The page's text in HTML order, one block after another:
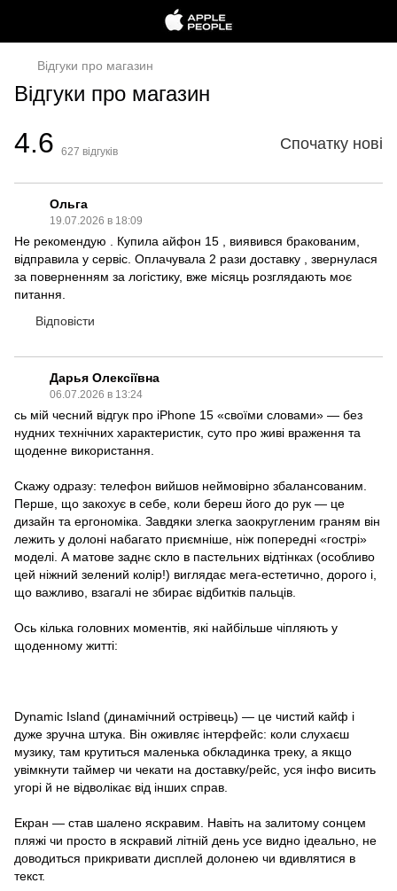
Відгуки про магазин
Відгуки про магазин
4.6 627 відгуків Спочатку нові
Ольга
19.07.2026 в 18:09
Не рекомендую . Купила айфон 15 , виявився бракованим,
відправила у сервіс. Оплачувала 2 рази доставку , звернулася
за поверненням за логістику, вже місяць розглядають моє
питання.
Відповісти
Дарья Олексіївна
06.07.2026 в 13:24
сь мій чесний відгук про iPhone 15 «своїми словами» — без
нудних технічних характеристик, суто про живі враження та
щоденне використання.
Скажу одразу: телефон вийшов неймовірно збалансованим.
Перше, що закохує в себе, коли береш його до рук — це
дизайн та ергономіка. Завдяки злегка заокругленим граням він
лежить у долонi набагато приємніше, ніж попередні «гострі»
моделі. А матове заднє скло в пастельних відтінках (особливо
цей ніжний зелений колір!) виглядає мега-естетично, дорого і,
що важливо, взагалі не збирає відбитків пальців.
Ось кілька головних моментів, які найбільше чіпляють у
щоденному житті:
Dynamic Island (динамічний острівець) — це чистий кайф і
дуже зручна штука. Він оживляє інтерфейс: коли слухаєш
музику, там крутиться маленька обкладинка треку, а якщо
увімкнути таймер чи чекати на доставку/рейс, уся інфо висить
угорі й не відволікає від інших справ.
Екран — став шалено яскравим. Навіть на залитому сонцем
пляжі чи просто в яскравий літній день усе видно ідеально, не
доводиться прикривати дисплей долонею чи вдивлятися в
текст.